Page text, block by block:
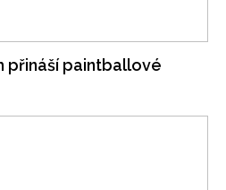
přináší paintballové